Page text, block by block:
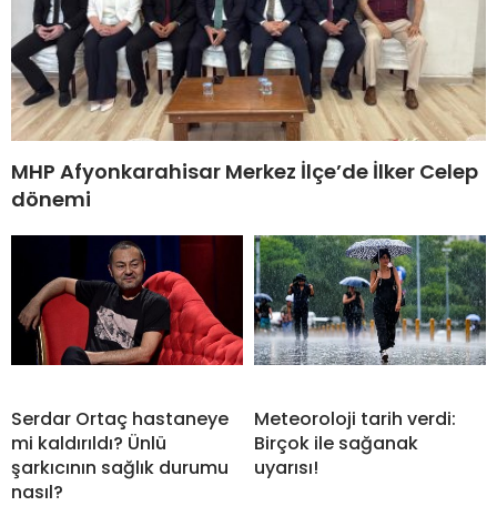
MHP Afyonkarahisar Merkez İlçe’de İlker Celep
dönemi
Serdar Ortaç hastaneye
mi kaldırıldı? Ünlü
şarkıcının sağlık durumu
nasıl?
Meteoroloji tarih verdi:
Birçok ile sağanak
uyarısı!